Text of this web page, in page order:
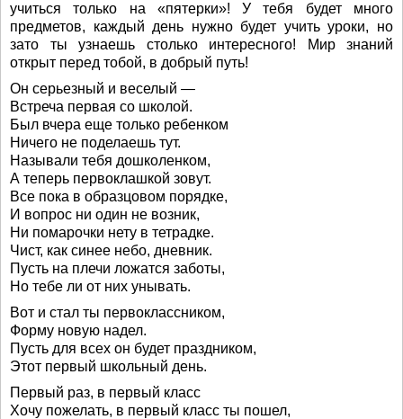
учиться только на «пятерки»! У тебя будет много
предметов, каждый день нужно будет учить уроки, но
зато ты узнаешь столько интересного! Мир знаний
открыт перед тобой, в добрый путь!
Он серьезный и веселый —
Встреча первая со школой.
Был вчера еще только ребенком
Ничего не поделаешь тут.
Называли тебя дошколенком,
А теперь первоклашкой зовут.
Все пока в образцовом порядке,
И вопрос ни один не возник,
Ни помарочки нету в тетрадке.
Чист, как синее небо, дневник.
Пусть на плечи ложатся заботы,
Но тебе ли от них унывать.
Вот и стал ты первоклассником,
Форму новую надел.
Пусть для всех он будет праздником,
Этот первый школьный день.
Первый раз, в первый класс
Хочу пожелать, в первый класс ты пошел,